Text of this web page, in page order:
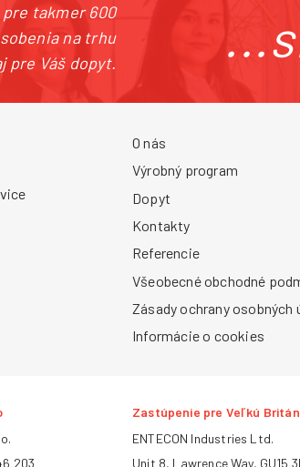
takmer 600
na trhu
pre Váš dopyt.
O nás
Výrobný program
Dopyt
Kontakty
Referencie
Všeobecné obchodné
Zásady ochrany osobných
Informácie o cookies
203
Zastúpenie pre Veľkú
ENTECON Industries Ltd.
Unit 8, Lawrence Way, GU15